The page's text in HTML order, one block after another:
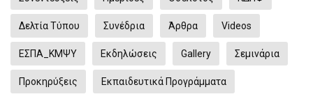
Δελτία Τύπου Συνέδρια Άρθρα Videos
ΕΣΠΑ_ΚΜΨΥ Eκδηλώσεις Gallery Σεμινάρια
Προκηρύξεις Εκπαιδευτικά Προγράμματα